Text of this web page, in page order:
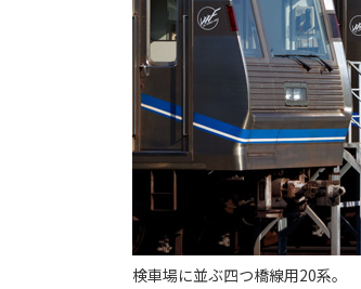
検車場に並ぶ四つ橋線用20系。